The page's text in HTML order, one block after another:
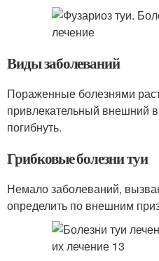
Виды заболеваний
Пораженные болезнями
привлекательный внешний
погибнуть.
Грибковые болезни туи
Немало заболеваний,
определить по внешним